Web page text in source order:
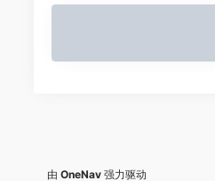
由 OneNav 强力驱动